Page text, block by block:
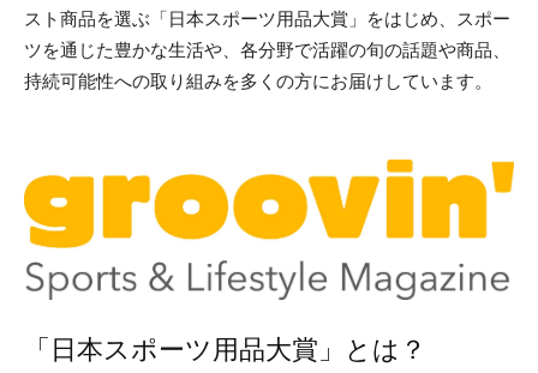
スト商品を選ぶ「日本スポーツ用品大賞」をはじめ、スポー
ツを通じた豊かな生活や、各分野で活躍の旬の話題や商品、
持続可能性への取り組みを多くの方にお届けしています。
「日本スポーツ用品大賞」とは？